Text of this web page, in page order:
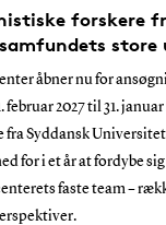
forskere
åbner nu for
2027 til 31. januar
Syddansk
for i et år at fordybe
faste team –